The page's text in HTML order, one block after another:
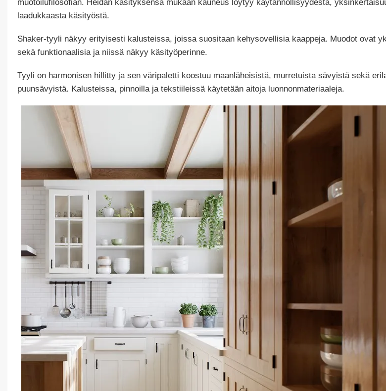
muotoilufilosofian. Heidän käsityksensä mukaan kauneus löytyy käytännöllisyydestä,
laadukkaasta käsityöstä.
Shaker-tyyli näkyy erityisesti kalusteissa, joissa suositaan kehysovellisia kaappeja. Muodot ovat
sekä funktionaalisia ja niissä näkyy käsityöperinne.
Tyyli on harmonisen hillitty ja sen väripaletti koostuu maanläheisistä, murretuista sävyistä sekä
puunsävyistä. Kalusteissa, pinnoilla ja tekstiileissä käytetään aitoja luonnonmateriaaleja.